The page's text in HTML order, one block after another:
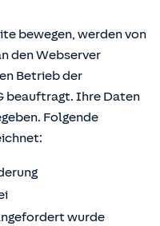
bewegen, werden von
den Webserver
Betrieb der
beauftragt. Ihre Daten
Folgende
wurde